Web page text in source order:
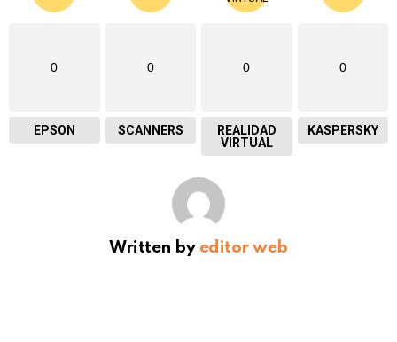
0
EPSON
0
SCANNERS
0
REALIDAD
VIRTUAL
0
KASPERSKY
Written by editor web